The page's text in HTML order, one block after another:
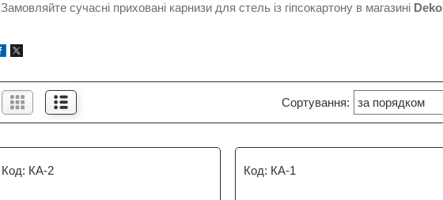
Замовляйте сучасні приховані карнизи для стель із гіпсокартону в магазині
КА-2 КА-1